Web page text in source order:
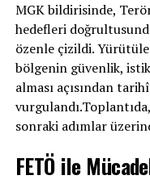
MGK bildirisinde,
hedefleri
özenle çizildi.
bölgenin güvenlik,
alması açısından
sonraki adımlar
FETÖ ile